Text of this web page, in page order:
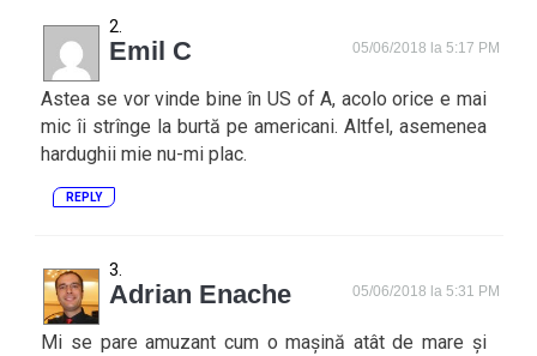
Emil C 05/06/2018 la 5:17 PM
Astea se vor vinde bine în US of A, acolo orice e mai
mic îi strînge la burtă pe americani. Altfel, asemenea
hardughii mie nu-mi plac.
REPLY
Adrian Enache 05/06/2018 la 5:31 PM
Mi se pare amuzant cum o mașină atât de mare și